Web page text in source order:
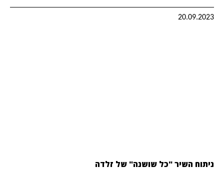
20.09.2023
ניתוח השיר "כל שושנה" של זלדה